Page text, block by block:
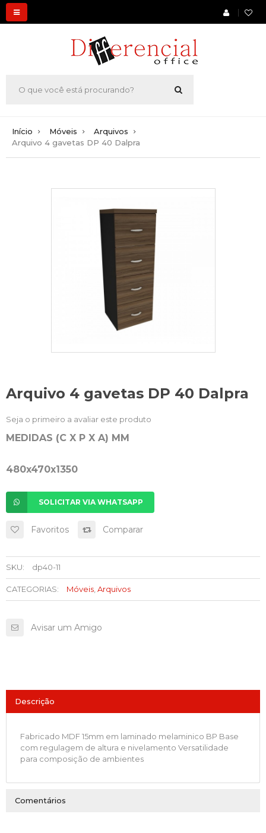
Início Móveis
Arquivos
Arquivo 4 gavetas DP 40 Dalpra
Arquivo 4 gavetas DP 40 Dalpra
Seja o primeiro a avaliar este produto
MEDIDAS (C X P X A) MM
480x470x1350
SOLICITAR VIA WHATSAPP
Favoritos Comparar
SKU: dp40-11
CATEGORIAS: Móveis Arquivos
Avisar um Amigo
Descrição
Fabricado MDF 15mm em laminado melaminico BP Base
com regulagem de altura e nivelamento Versatilidade
para composição de ambientes
Comentários